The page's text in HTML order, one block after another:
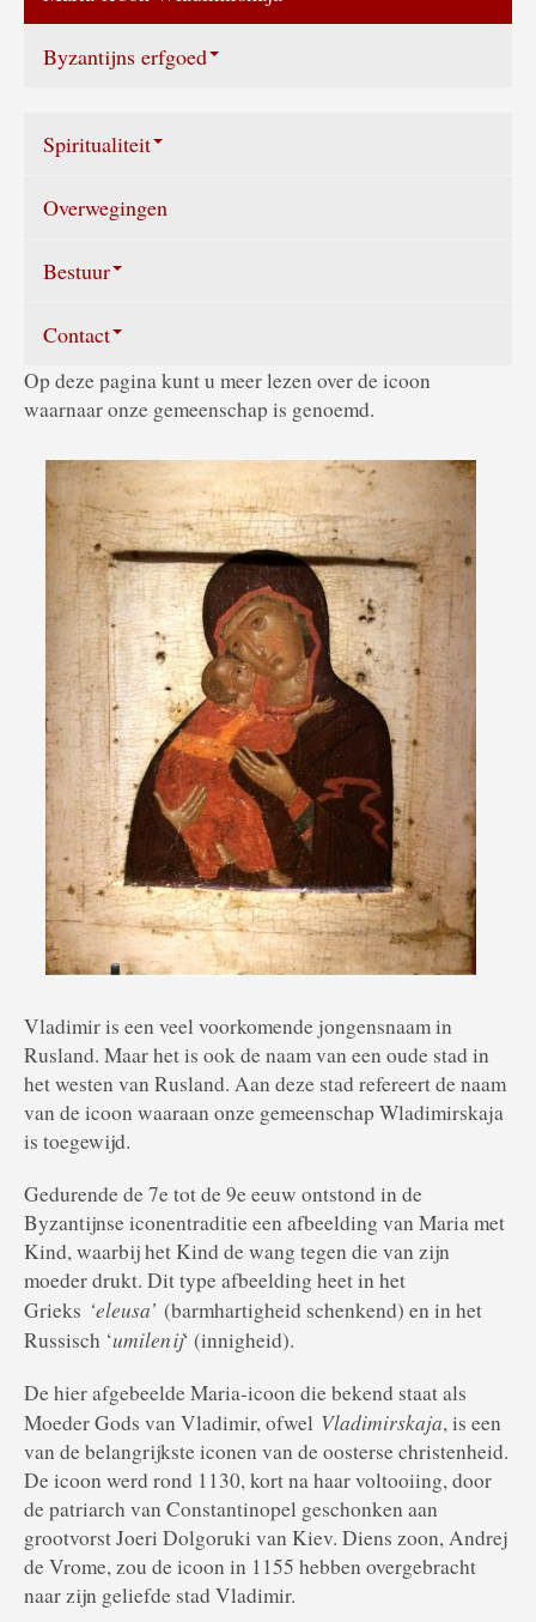
De goddelijke liturgie
Byzantijns erfgoed
De liturgie in Nederland
Literatuur
Informatie sites
Spiritualiteit
Symboliek
Wat ons bezielt
Overwegingen
Bestuur
Samenstelling bestuur
Jaarverslag
ANBI
Contact
Stuur een e-mail
Contactpersonen
Op deze pagina kunt u meer lezen over de icoon
waarnaar onze gemeenschap is genoemd.
Vladimir is een veel voorkomende jongensnaam in
Rusland. Maar het is ook de naam van een oude stad in
het westen van Rusland. Aan deze stad refereert de naam
van de icoon waaraan onze gemeenschap Wladimirskaja
is toegewijd.
Gedurende de 7e tot de 9e eeuw ontstond in de
Byzantijnse iconentraditie een afbeelding van Maria met
Kind, waarbij het Kind de wang tegen die van zijn
moeder drukt. Dit type afbeelding heet in het
Grieks ‘eleusa’ (barmhartigheid schenkend) en in het
Russisch ‘umilenij‘ (innigheid).
De hier afgebeelde Maria-icoon die bekend staat als
Moeder Gods van Vladimir, ofwel Vladimirskaja, is een
van de belangrijkste iconen van de oosterse christenheid.
De icoon werd rond 1130, kort na haar voltooiing, door
de patriarch van Constantinopel geschonken aan
grootvorst Joeri Dolgoruki van Kiev. Diens zoon, Andrej
de Vrome, zou de icoon in 1155 hebben overgebracht
naar zijn geliefde stad Vladimir.